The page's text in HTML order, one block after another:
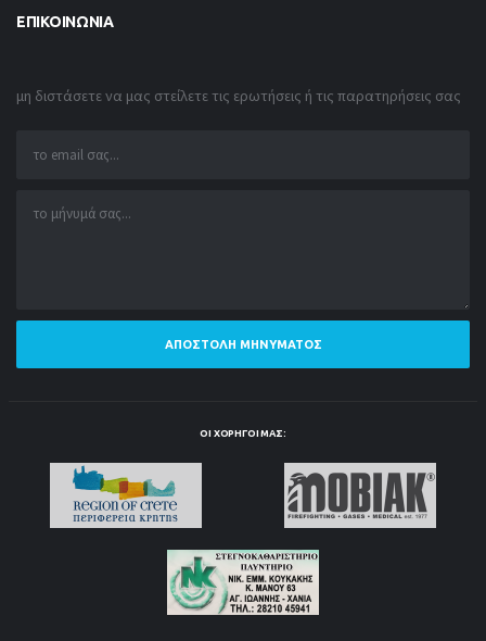
ΕΠΙΚΟΙΝΩΝΊΑ
μη διστάσετε να μας στείλετε τις ερωτήσεις ή τις παρατηρήσεις σας
ΑΠΟΣΤΟΛΉ ΜΗΝΎΜΑΤΟΣ
ΟΙ ΧΟΡΗΓΟΊ ΜΑΣ: